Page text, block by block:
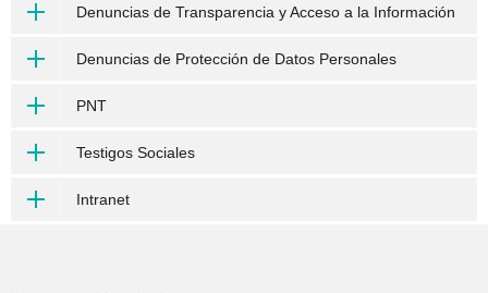
Denuncias de Transparencia y Acceso a la Información
Denuncias de Protección de Datos Personales
PNT
Testigos Sociales
Intranet